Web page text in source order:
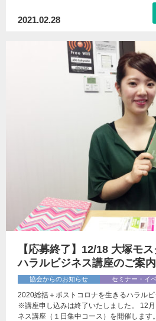
2021.02.28
【応募終了】12/18 大塚モ
ハラルビジネス講座のご案内
協会からのお知らせ セミナー・イ
2020総括＋ポストコロナを生きるハラル
※講座申し込みは終了いたしました。 12
ネス講座（１日集中コース）を開催します